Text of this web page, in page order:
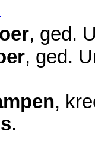
, ged.
, ged.
,
.